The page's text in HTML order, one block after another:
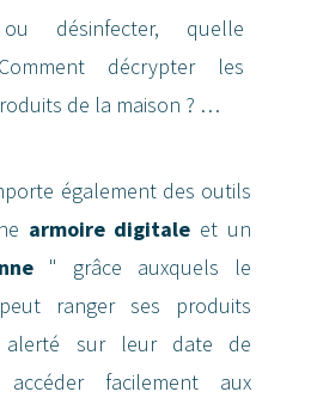
désinfecter, quelle
décrypter les
de la maison ? …
également des outils
armoire digitale et un
" grâce auxquels le
ranger ses produits
alerté sur leur date de
facilement aux